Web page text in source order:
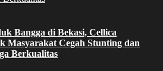
Bangga di Bekasi, Cellica
Masyarakat Cegah Stunting dan
Berkualitas